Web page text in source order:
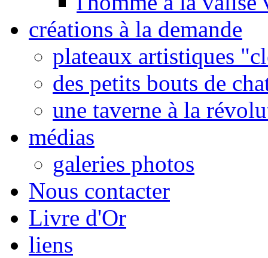
créations à la demande
plateaux artistiques
des petits bouts de
une taverne à la
médias
galeries photos
Nous contacter
Livre d'Or
liens